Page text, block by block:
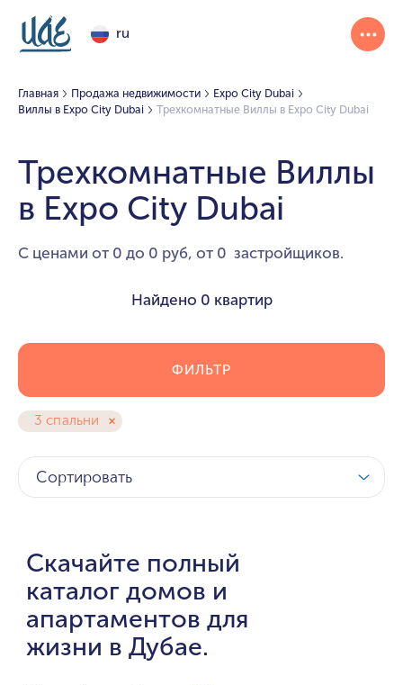
ru
Главная Продажа недвижимости
Expo City Dubai
Виллы в Expo City Dubai
Трехкомнатные Виллы в Expo City Dubai
Трехкомнатные Виллы
в Expo City Dubai
С ценами от 0 до 0 руб, от 0 застройщиков.
Найдено 0 квартир
3 спальни
ФИЛЬТР
Сортировать
Скачайте полный
каталог домов и
апартаментов для
жизни в Дубае.